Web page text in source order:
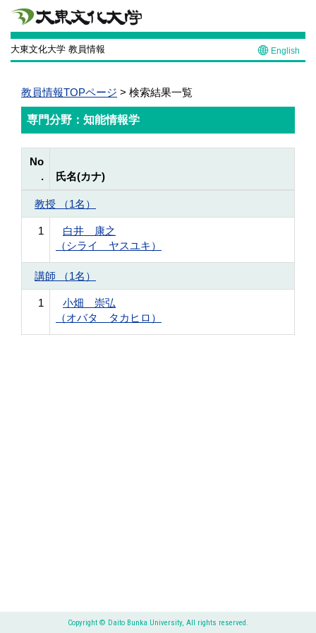
大東文化大学 教員情報 English
教員情報TOPページ > 検索結果一覧
専門分野：知能情報学
No
.
氏名(カナ)
教授 （1名）
1
白井 康之
（シライ ヤスユキ）
講師 （1名）
1
小畑 崇弘
（オバタ タカヒロ）
Copyright © Daito Bunka University, All rights reserved.